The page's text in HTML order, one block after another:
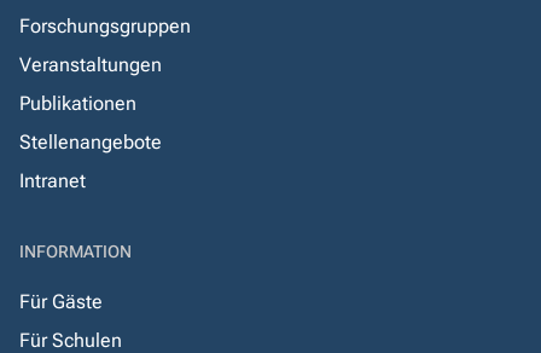
Forschungsgruppen
Veranstaltungen
Publikationen
Stellenangebote
Intranet
INFORMATION
Für Gäste
Für Schulen